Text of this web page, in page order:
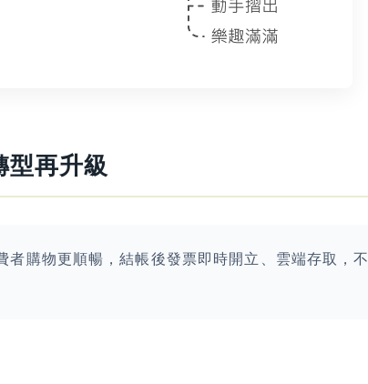
型再升級
者購物更順暢，結帳後發票即時開立、雲端存取，不